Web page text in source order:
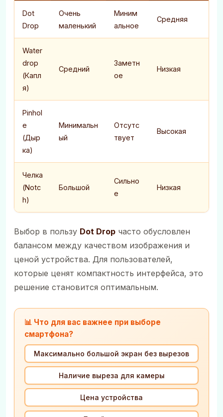
Dot
Drop
Очень
маленький
Миним
альное
Средняя
Water
drop
(Капл
я)
Средний
Заметн
ое
Низкая
Pinhol
e
(Дыр
ка)
Минимальн
ый
Отсутс
твует
Высокая
Челка
(Notc
h)
Большой
Сильно
е
Низкая
Выбор в пользу Dot Drop часто обусловлен
балансом между качеством изображения и
ценой устройства. Для пользователей,
которые ценят компактность интерфейса, это
решение становится оптимальным.
📊 Что для вас важнее при выборе
смартфона?
Максимально большой экран без вырезов
Наличие выреза для камеры
Цена устройства